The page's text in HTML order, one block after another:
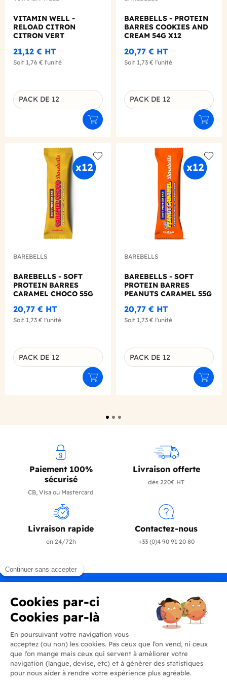
VITAMIN WELL -
RELOAD CITRON
CITRON VERT
X12
21,12 € HT
Soit 1,76 € l'unité
Déclinaison du produit
PACK DE 12
Ajouter au panier
BAREBELLS - PROTEIN
BARRES COOKIES AND
CREAM 54G X12
20,77 € HT
Soit 1,73 € l'unité
Déclinaison du produit
PACK DE 12
Add to wishlist
BAREBELLS
BAREBELLS - SOFT
PROTEIN BARRES
CARAMEL CHOCO 55G
20,77 € HT
Soit 1,73 € l'unité
Déclinaison du produit
PACK DE 12
Ajouter au panier
Add
BAREBELLS
BAREBELLS - SOFT
PROTEIN BARRES
PEANUTS CARAMEL 55G
20,77 € HT
Soit 1,73 € l'unité
Déclinaison du produit
PACK DE 12
Paiement 100%
sécurisé
CB, Visa ou Mastercard
Livraison offerte
dès 220€ HT
Livraison rapide
en 24/72h
Contactez-nous
+33 (0)4 90 91 20 80